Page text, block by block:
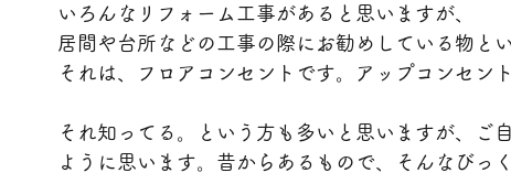
内装工事 古民家 整理収納 断捨離 コロナ
いろんなリフォーム工事があると思いますが、
居間や台所などの工事の際にお勧めしている物と
それは、フロアコンセントです。アップコンセン
それ知ってる。という方も多いと思いますが、ご
ように思います。昔からあるもので、そんなびっ